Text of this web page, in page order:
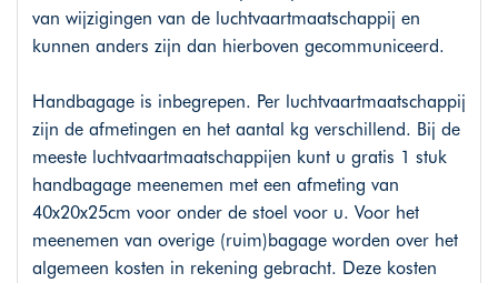
van wijzigingen van de luchtvaartmaatschappij en
kunnen anders zijn dan hierboven gecommuniceerd.
Handbagage is inbegrepen. Per luchtvaartmaatschappij
zijn de afmetingen en het aantal kg verschillend. Bij de
meeste luchtvaartmaatschappijen kunt u gratis 1 stuk
handbagage meenemen met een afmeting van
40x20x25cm voor onder de stoel voor u. Voor het
meenemen van overige (ruim)bagage worden over het
algemeen kosten in rekening gebracht. Deze kosten